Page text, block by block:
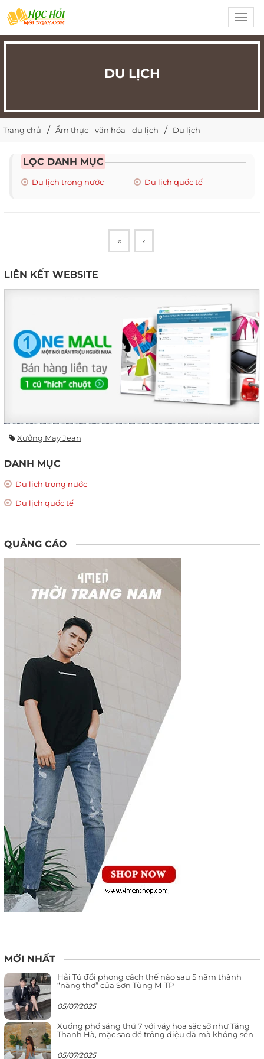
DU LỊCH
Trang chủ Ẩm thực - văn hóa - du lịch Du lịch
LỌC DANH MỤC
Du lịch trong nước Du lịch quốc tế
« ‹
LIÊN KẾT WEBSITE
Xưởng May Jean
DANH MỤC
Du lịch trong nước
Du lịch quốc tế
QUẢNG CÁO
MỚI NHẤT
Hải Tú đổi phong cách thế nào sau 5 năm thành
“nàng thơ” của Sơn Tùng M-TP
05/07/2025
Xuống phố sáng thứ 7 với váy hoa sặc sỡ như Tăng
Thanh Hà, mặc sao để trông điệu đà mà không sến
05/07/2025